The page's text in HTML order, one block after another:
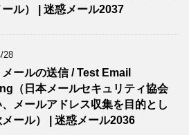
ル） | 迷惑メール2037
28
ールの送信 / Test Email
（日本メールセキュリティ協会
メールアドレス収集を目的とし
メール） | 迷惑メール2036